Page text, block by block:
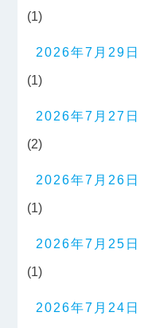
(1)
2026年7月29日
(1)
2026年7月27日
(2)
2026年7月26日
(1)
2026年7月25日
(1)
2026年7月24日